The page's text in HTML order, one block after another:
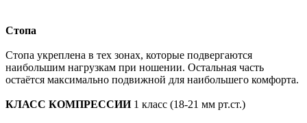
Стопа
Стопа укреплена в тех зонах, которые подвергаются
наибольшим нагрузкам при ношении. Остальная часть
остаётся максимально подвижной для наибольшего комфорта.
КЛАСС КОМПРЕССИИ 1 класс (18-21 мм рт.ст.)